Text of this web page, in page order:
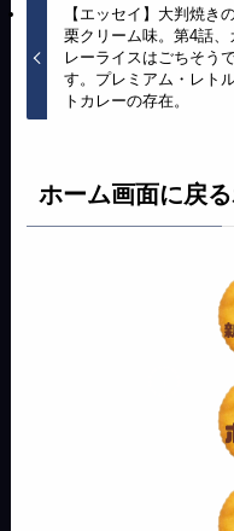
【エッセイ】大判焼き
栗クリーム味。第4話、
レーライスはごちそう
す。プレミアム・レト
トカレーの存在。
ホーム画面に戻